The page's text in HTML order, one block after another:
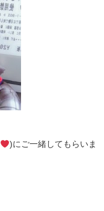
)にご一緒してもらいま